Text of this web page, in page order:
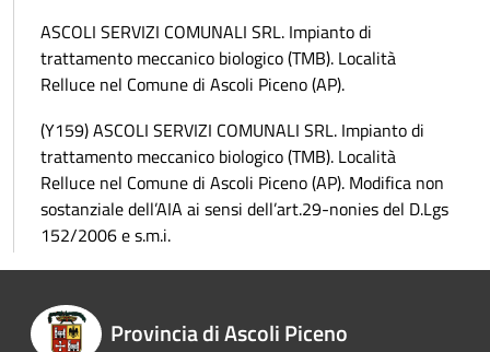
ASCOLI SERVIZI COMUNALI SRL. Impianto di
trattamento meccanico biologico (TMB). Località
Relluce nel Comune di Ascoli Piceno (AP).
(Y159) ASCOLI SERVIZI COMUNALI SRL. Impianto di
trattamento meccanico biologico (TMB). Località
Relluce nel Comune di Ascoli Piceno (AP). Modifica non
sostanziale dell’AIA ai sensi dell’art.29-nonies del D.Lgs
152/2006 e s.m.i.
Provincia di Ascoli Piceno